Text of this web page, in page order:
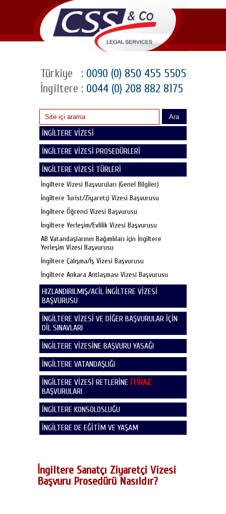
Türkiye : 0090 (0) 850 455 5505
İngiltere : 0044 (0) 208 882 8175
Ara
İNGİLTERE VİZESİ
İNGİLTERE VİZESİ PROSEDÜRLERİ
İNGİLTERE VİZESİ TÜRLERİ
İngiltere Vizesi Başvuruları (Genel Bilgiler)
İngiltere Turist/Ziyaretçi Vizesi Başvurusu
İngiltere Öğrenci Vizesi Başvurusu
İngiltere Yerleşim/Evlilik Vizesi Başvurusu
AB Vatandaşlarının Bağımlıları için İngiltere
Yerleşim Vizesi Başvurusu
İngiltere Çalışma/İş Vizesi Başvurusu
İngiltere Ankara Antlaşması Vizesi Başvurusu
HIZLANDIRILMIŞ/ACİL İNGİLTERE VİZESİ
BAŞVURUSU
İNGİLTERE VİZESİ VE DİĞER BAŞVURULAR İÇİN
DİL SINAVLARI
İNGİLTERE VİZESİNE BAŞVURU YASAĞI
İNGİLTERE VATANDAŞLIĞI
İNGİLTERE VİZESİ RETLERİNE İTİRAZ
BAŞVURULARI
İNGİLTERE KONSOLOSLUĞU
İNGİLTERE DE EĞİTİM VE YAŞAM
İngiltere Sanatçı Ziyaretçi Vizesi
Başvuru Prosedürü Nasıldır?